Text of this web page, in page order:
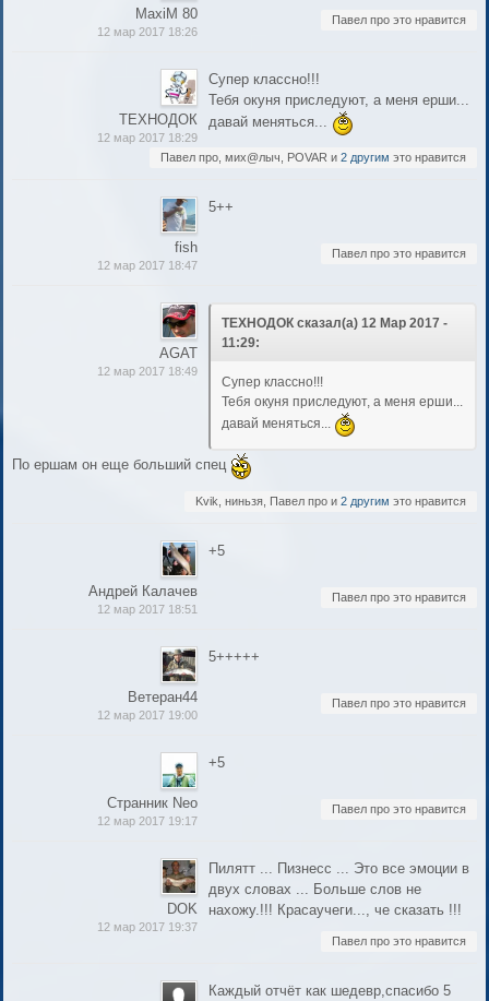
MaxiM 80
12 мар 2017 18:26
Павел про это нравится
ТЕХНОДОК
12 мар 2017 18:29
Супер классно!!!
Тебя окуня приследуют, а меня ерши...
давай меняться...
Павел про, мих@лыч, POVAR и 2 другим это нравится
fish
12 мар 2017 18:47
5++
Павел про это нравится
AGAT
12 мар 2017 18:49
ТЕХНОДОК сказал(а) 12 Мар 2017 -
11:29:
Супер классно!!!
Тебя окуня приследуют, а меня ерши...
давай меняться...
По ершам он еще больший спец
Kvik, ниньзя, Павел про и 2 другим это нравится
Андрей Калачев
12 мар 2017 18:51
+5
Павел про это нравится
Ветеран44
12 мар 2017 19:00
5+++++
Павел про это нравится
Странник Neo
12 мар 2017 19:17
+5
Павел про это нравится
DOK
12 мар 2017 19:37
Пилятт ... Пизнесс ... Это все эмоции в
двух словах ... Больше слов не
нахожу.!!! Красаучеги..., че сказать !!!
Павел про это нравится
Каждый отчёт как шедевр,спасибо 5